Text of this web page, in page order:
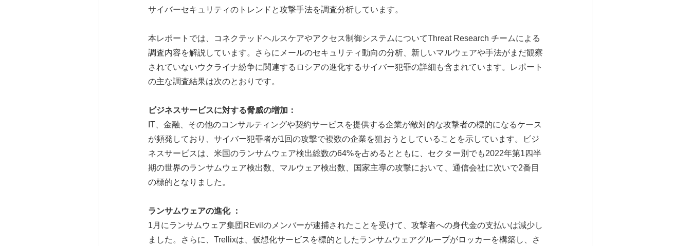
サイバーセキュリティのトレンドと攻撃手法を調査分析しています。
本レポートでは、コネクテッドヘルスケアやアクセス制御システムについてThreat Research チームによる
調査内容を解説しています。さらにメールのセキュリティ動向の分析、新しいマルウェアや手法がまだ観察
されていないウクライナ紛争に関連するロシアの進化するサイバー犯罪の詳細も含まれています。レポート
の主な調査結果は次のとおりです。
ビジネスサービスに対する脅威の増加：
IT、金融、その他のコンサルティングや契約サービスを提供する企業が敵対的な攻撃者の標的になるケース
が頻発しており、サイバー犯罪者が1回の攻撃で複数の企業を狙おうとしていることを示しています。ビジ
ネスサービスは、米国のランサムウェア検出総数の64%を占めるとともに、セクター別でも2022年第1四半
期の世界のランサムウェア検出数、マルウェア検出数、国家主導の攻撃において、通信会社に次いで2番目
の標的となりました。
ランサムウェアの進化 ：
1月にランサムウェア集団REvilのメンバーが逮捕されたことを受けて、攻撃者への身代金の支払いは減少し
ました。さらに、Trellixは、仮想化サービスを標的としたランサムウェアグループがロッカーを構築し、さ